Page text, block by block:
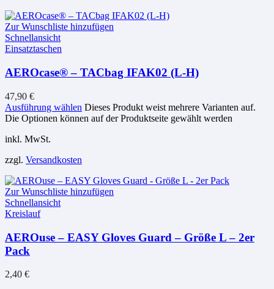
Zur Wunschliste hinzufügen
Schnellansicht
Einsatztaschen
AEROcase® – TACbag IFAK02 (L-H)
47,90 €
Ausführung wählen Dieses Produkt weist mehrere Varianten auf.
Die Optionen können auf der Produktseite gewählt werden
inkl. MwSt.
zzgl. Versandkosten
Zur Wunschliste hinzufügen
Schnellansicht
Kreislauf
AEROuse – EASY Gloves Guard – Größe L – 2er
Pack
2,40 €